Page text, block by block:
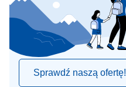
Sprawdź naszą ofertę!